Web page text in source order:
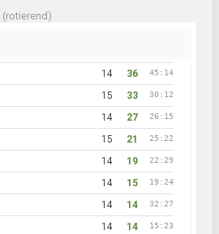
(rotierend)
14 36 45:14
15 33 30:12
14 27 26:15
15 21 25:22
14 19 22:29
14 15 19:24
14 14 32:27
14 14 15:23